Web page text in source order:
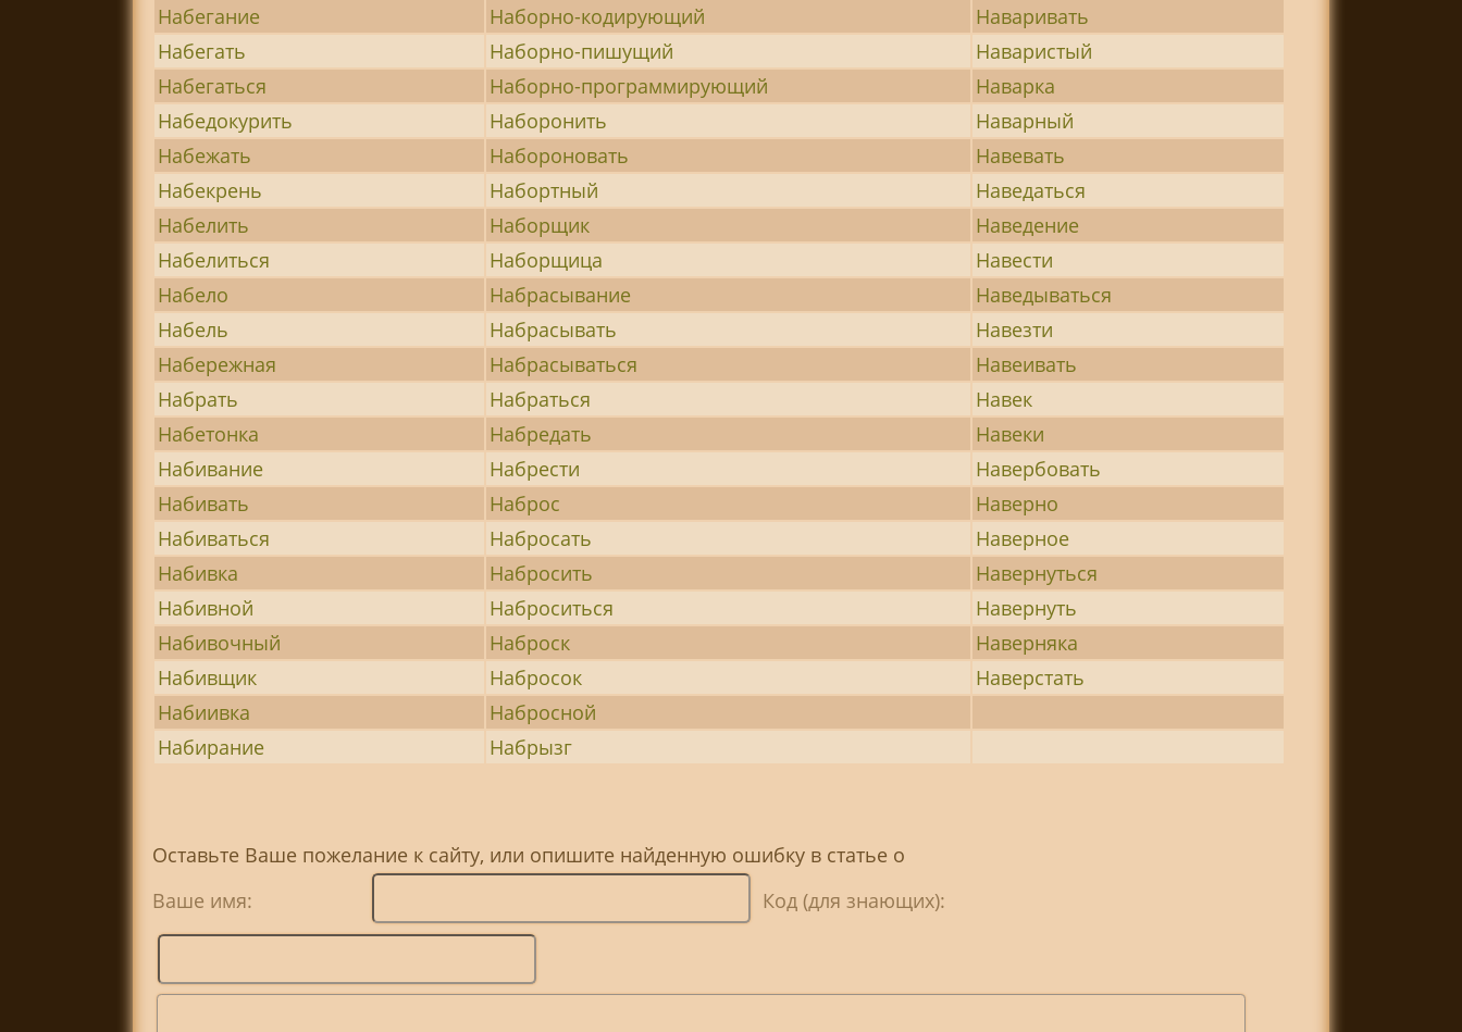
Набегание
Наборно-кодирующий
Наваривать
Набегать
Наборно-пишущий
Наваристый
Набегаться
Наборно-программирующий
Наварка
Набедокурить
Наборонить
Наварный
Набежать
Набороновать
Навевать
Набекрень
Набортный
Наведаться
Набелить
Наборщик
Наведение
Набелиться
Наборщица
Навести
Набело
Набрасывание
Наведываться
Набель
Набрасывать
Навезти
Набережная
Набрасываться
Навеивать
Набрать
Набраться
Навек
Набетонка
Набредать
Навеки
Набивание
Набрести
Навербовать
Набивать
Наброс
Наверно
Набиваться
Набросать
Наверное
Набивка
Набросить
Навернуться
Набивной
Наброситься
Навернуть
Набивочный
Наброск
Наверняка
Набивщик
Набросок
Наверстать
Набиивка
Набросной
Набирание
Набрызг
Оставьте Ваше пожелание к сайту, или опишите найденную ошибку в статье о
Ваше имя:
Код (для знающих):